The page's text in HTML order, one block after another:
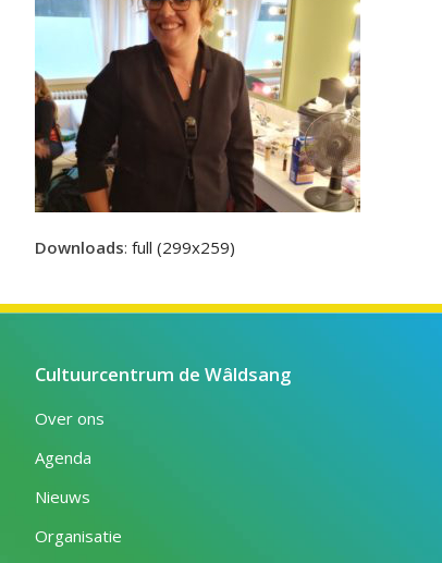
Downloads: full (299x259)
Cultuurcentrum de Wâldsang
Over ons
Agenda
Nieuws
Organisatie